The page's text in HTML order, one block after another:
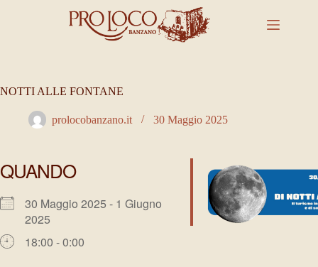
NOTTI ALLE FONTANE
prolocobanzano.it 30 Maggio 2025
QUANDO
30 Maggio 2025 - 1 Giugno
2025
18:00 - 0:00